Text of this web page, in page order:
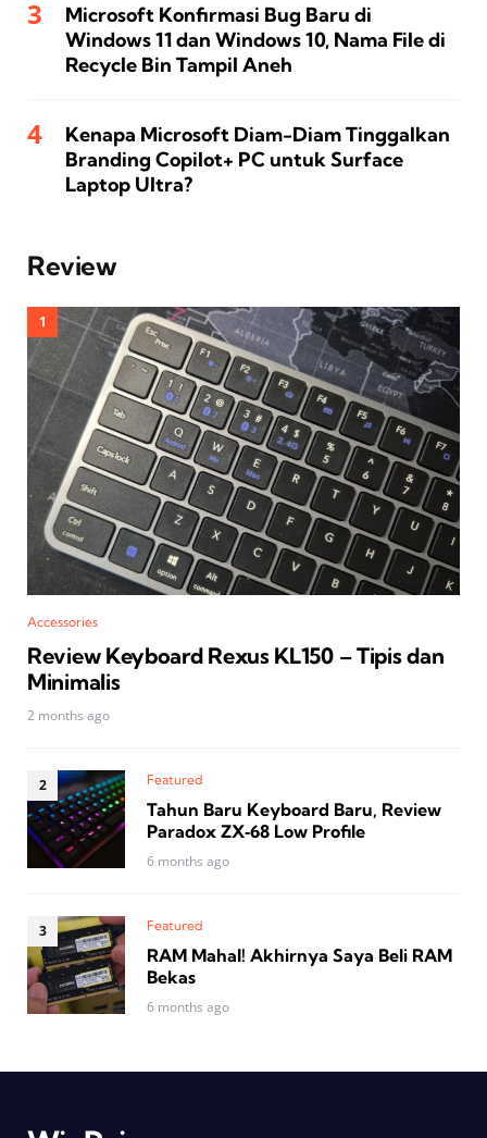
Microsoft Konfirmasi Bug Baru di
Windows 11 dan Windows 10, Nama File di
Recycle Bin Tampil Aneh
Kenapa Microsoft Diam-Diam Tinggalkan
Branding Copilot+ PC untuk Surface
Laptop Ultra?
Review
Accessories
Review Keyboard Rexus KL150 – Tipis dan
Minimalis
2 months ago
Featured
Tahun Baru Keyboard Baru, Review
Paradox ZX‑68 Low Profile
6 months ago
Featured
RAM Mahal! Akhirnya Saya Beli RAM
Bekas
6 months ago